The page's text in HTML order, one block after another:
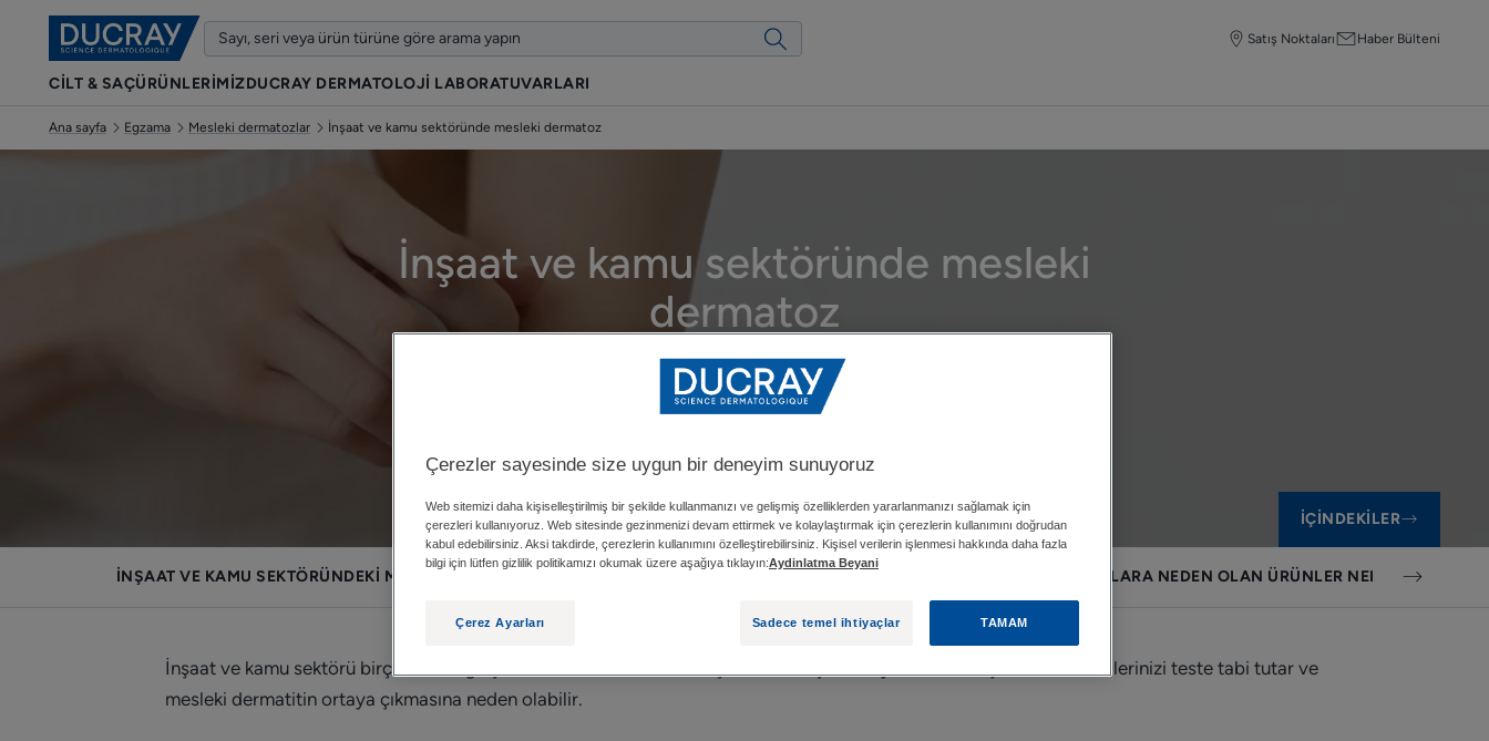
Satış Noktaları Haber Bülteni
CİLT & SAÇÜRÜNLERIMIZDUCRAY DERMATOLOJI LABORATUVARLARI
Ana sayfa Egzama Mesleki dermatozlar İnşaat ve kamu sektöründe mesleki dermatoz
İnşaat ve kamu sektöründe mesleki
dermatoz
6.05.2026 , onaylayanDUCRAY tıbbi uzmanlarımız
İÇINDEKILER
İNŞAAT VE KAMU SEKTÖRÜNDEKI MESLEKI DERMATOZLAR NELERDIR? İNŞAAT SEKTÖRÜNDE MESLEKI DERMATOZLARA NEDEN OLAN ÜRÜNLER NELERDIR?
İnşaat ve kamu sektörü birçok mesleği içerir: duvar ustaları, kiremitçiler, tesisatçılar, boyacılar, vs. İnşaat sektörü, ellerinizi teste tabi tutar ve
mesleki dermatitin ortaya çıkmasına neden olabilir.
Çerezler sayesinde size uygun bir deneyim sunuyoruz
Web sitemizi daha kişiselleştirilmiş bir şekilde kullanmanızı ve gelişmiş özelliklerden yararlanmanızı sağlamak için
çerezleri kullanıyoruz. Web sitesinde gezinmenizi devam ettirmek ve kolaylaştırmak için çerezlerin kullanımını doğrudan
kabul edebilirsiniz. Aksi takdirde, çerezlerin kullanımını özelleştirebilirsiniz. Kişisel verilerin işlenmesi hakkında daha fazla
bilgi için lütfen gizlilik politikamızı okumak üzere aşağıya tıklayın:Aydinlatma Beyani
Çerez Ayarları Sadece temel ihtiyaçlar TAMAM